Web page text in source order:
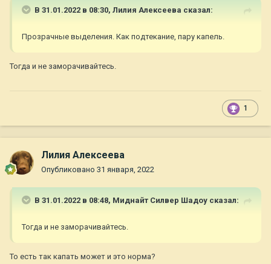
В 31.01.2022 в 08:30, Лилия Алексеева сказал:
Прозрачные выделения. Как подтекание, пару капель.
Тогда и не заморачивайтесь.
1
Лилия Алексеева
Опубликовано 31 января, 2022
В 31.01.2022 в 08:48, Миднайт Силвер Шадоу сказал:
Тогда и не заморачивайтесь.
То есть так капать может и это норма?